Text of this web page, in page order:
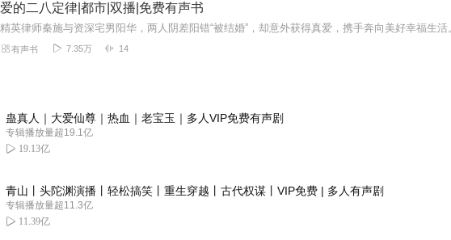
爱的二八定律|都市|双播|免费有声书
有声书 7.35万 14
蛊真人｜大爱仙尊｜热血｜老宝玉｜多人VIP免费有声剧
专辑播放量超19.1亿
19.13亿
青山丨头陀渊演播丨轻松搞笑丨重生穿越丨古代权谋丨VIP免费 | 多人有声剧
专辑播放量超11.3亿
11.39亿